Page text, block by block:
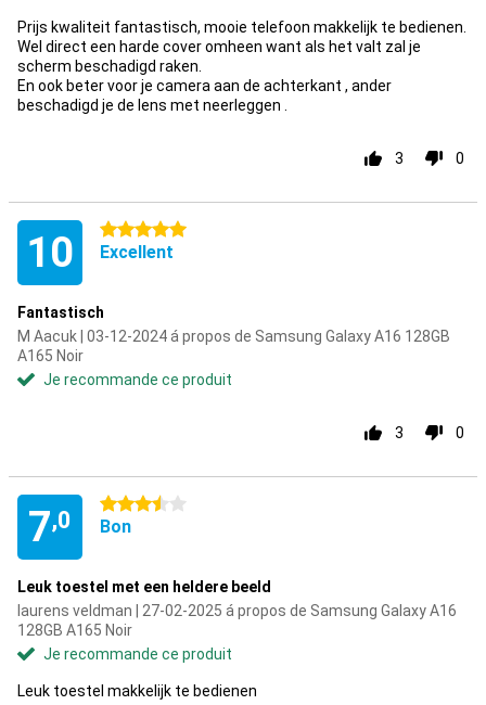
Prijs kwaliteit fantastisch, mooie telefoon makkelijk te bedienen.
Wel direct een harde cover omheen want als het valt zal je
scherm beschadigd raken.
En ook beter voor je camera aan de achterkant , ander
beschadigd je de lens met neerleggen .
3 0
10 5 étoiles
Excellent
Fantastisch
M Aacuk | 03-12-2024 á propos de Samsung Galaxy A16 128GB
A165 Noir
Je recommande ce produit
3 0
7,0
3.5 étoiles
Bon
Leuk toestel met een heldere beeld
laurens veldman | 27-02-2025 á propos de Samsung Galaxy A16
128GB A165 Noir
Je recommande ce produit
Leuk toestel makkelijk te bedienen